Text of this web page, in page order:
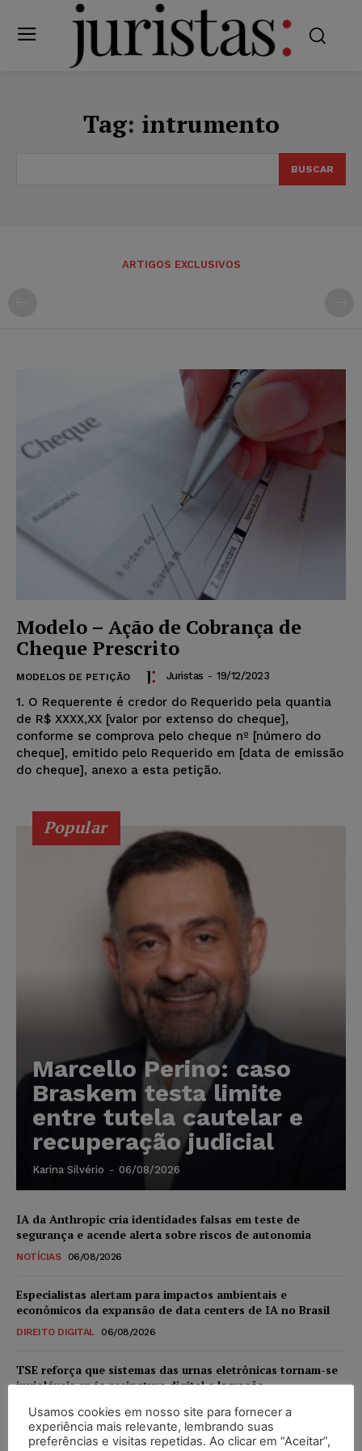
Tag: intrumento
BUSCAR
ARTIGOS EXCLUSIVOS
Modelo – Ação de Cobrança de
Cheque Prescrito
MODELOS DE PETIÇÃO Juristas - 19/12/2023
1. O Requerente é credor do Requerido pela quantia
de R$ XXXX,XX [valor por extenso do cheque],
conforme se comprova pelo cheque nº [número do
cheque], emitido pelo Requerido em [data de emissão
do cheque], anexo a esta petição.
Popular
Marcello Perino: caso
Braskem testa limite
entre tutela cautelar e
recuperação judicial
Karina Silvério - 06/08/2026
IA da Anthropic cria identidades falsas em teste de
segurança e acende alerta sobre riscos de autonomia
NOTÍCIAS 06/08/2026
Especialistas alertam para impactos ambientais e
econômicos da expansão de data centers de IA no Brasil
DIREITO DIGITAL 06/08/2026
TSE reforça que sistemas das urnas eletrônicas tornam-se
invioláveis após assinatura digital e lacração
NOTÍCIAS 06/08/2026
STF inicia julgamento sobre constitucionalidade da
Usamos cookies em nosso site para fornecer a
experiência mais relevante, lembrando suas
preferências e visitas repetidas. Ao clicar em “Aceitar”,